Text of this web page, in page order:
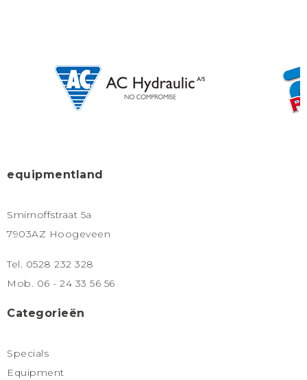
equipmentland
Smirnoffstraat 5a
7903AZ Hoogeveen
Tel. 0528 232 328
Mob. 06 - 24 33 56 56
Categorieën
Specials
Equipment